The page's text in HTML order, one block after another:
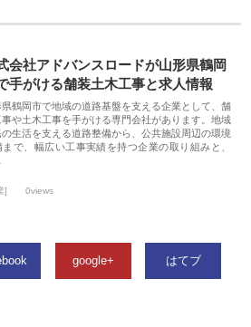
会社アドバンスロードが山形県鶴岡
手がける舗装土木工事と求人情報
県鶴岡市で地域の道路基盤を支える企業として、舗
事や土木工事を手がける専門会社があります。地域
の生活を支える道路整備から、公共施設周辺の環境
まで、幅広い工事実績を持つ企業の取り組みと、
] 0views
google+ はてブ